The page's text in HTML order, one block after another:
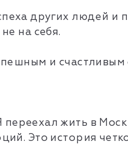
других людей и
на себя.
и
жить в
Это история